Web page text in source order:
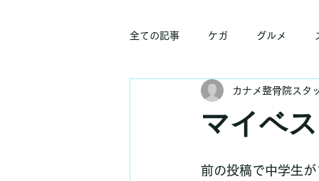
全ての記事 ケガ グルメ
マイベ
カナメ整骨院スタ
前の投稿で中学生